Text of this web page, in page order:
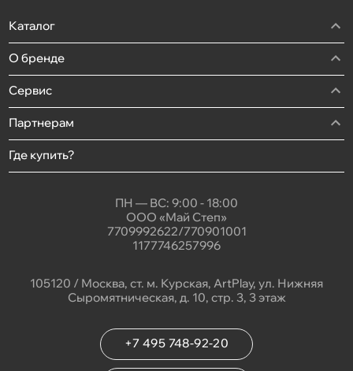
Каталог
О бренде
Сервис
Партнерам
Где купить?
ПН — ВС: 9:00 - 18:00
ООО «Май Степ»
7709992622/770901001
1177746257996
105120 / Москва, ст. м. Курская, ArtPlay, ул. Нижняя
Сыромятническая, д. 10, стр. 3, 3 этаж
+7 495 748-92-20